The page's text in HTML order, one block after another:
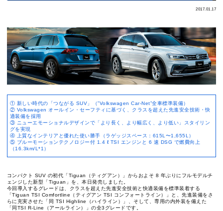
2017.01.17
① 新しい時代の「つながる SUV」（”Volkswagen Car-Net”全車標準装備）
② Volkswagen オールイン・セーフティに基づく、クラスを超えた先進安全技術・快
適装備を採用
③ ニューエモーショナルデザインで「より長く、より幅広く、より低い」スタイリン
グを実現
④ 上質なインテリアと優れた使い勝手（ラゲッジスペース：615L〜1,655L）
⑤ ブルーモーションテクノロジー付 1.4 ℓ TSI エンジンと 6 速 DSG で燃費向上
（16.3km/L*1）
コンパクト SUV の初代「Tiguan（ティグアン）」からおよそ 8 年ぶりにフルモデルチ
ェンジした新型「Tiguan」を、本日発売しました。
今回導入するグレードは、クラスを超えた先進安全技術と快適装備を標準装着する
「Tiguan TSI Comfortline（ティグアン TSI コンフォートライン）」と、先進装備をさ
らに充実させた「同 TSI Highline（ハイライン）」、そして、専用の内外装を備えた
「同TSI R-Line（アールライン）」の全3グレードです。